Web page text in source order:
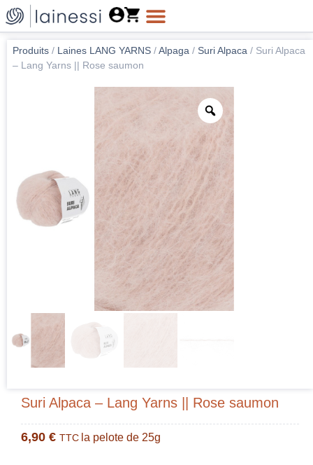
Produits / Laines LANG YARNS /Alpaga / Suri Alpaca / Suri Alpaca
– Lang Yarns || Rose saumon
Suri Alpaca – Lang Yarns || Rose saumon
6,90 € TTC la pelote de 25g